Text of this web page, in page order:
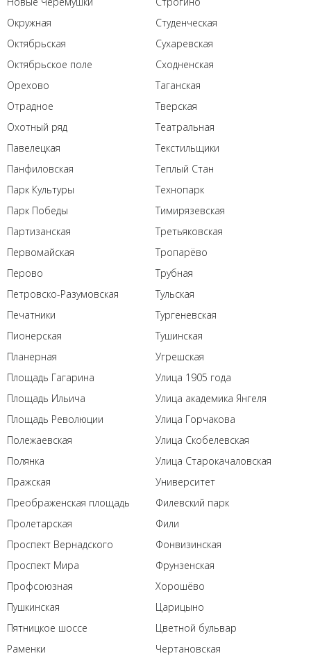
Окружная
Октябрьская
Октябрьское поле
Орехово
Отрадное
Охотный ряд
Павелецкая
Панфиловская
Парк Культуры
Парк Победы
Партизанская
Первомайская
Перово
Петровско-Разумовская
Печатники
Пионерская
Планерная
Площадь Гагарина
Площадь Ильича
Площадь Революции
Полежаевская
Полянка
Пражская
Преображенская площадь
Пролетарская
Проспект Вернадского
Проспект Мира
Профсоюзная
Пушкинская
Пятницкое шоссе
Раменки
Студенческая
Сухаревская
Сходненская
Таганская
Тверская
Театральная
Текстильщики
Теплый Стан
Технопарк
Тимирязевская
Третьяковская
Тропарёво
Трубная
Тульская
Тургеневская
Тушинская
Угрешская
Улица 1905 года
Улица академика Янгеля
Улица Горчакова
Улица Скобелевская
Улица Старокачаловская
Университет
Филевский парк
Фили
Фонвизинская
Фрунзенская
Хорошёво
Царицыно
Цветной бульвар
Чертановская